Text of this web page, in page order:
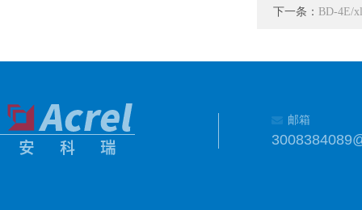
下一条： BD-4E/
邮箱